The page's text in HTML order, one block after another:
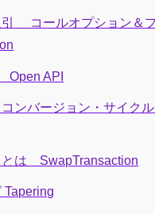
引 コールオプション＆
API
ンバージョン・サイクル
とは SwapTransaction
Tapering